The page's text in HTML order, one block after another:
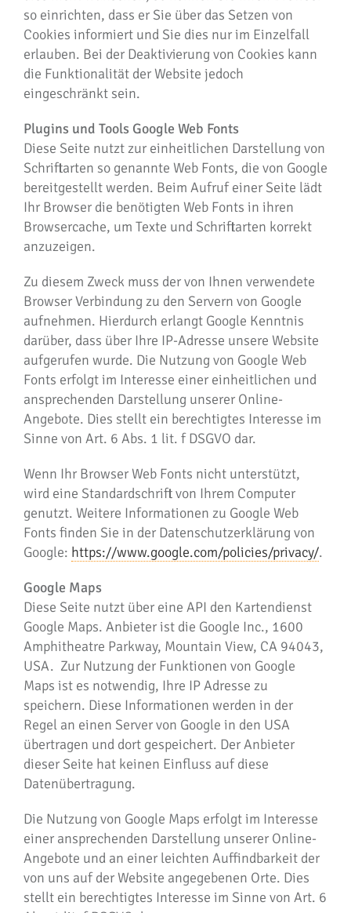
so einrichten, dass er Sie über das Setzen von
Cookies informiert und Sie dies nur im Einzelfall
erlauben. Bei der Deaktivierung von Cookies kann
die Funktionalität der Website jedoch
eingeschränkt sein.
Plugins und Tools Google Web Fonts
Diese Seite nutzt zur einheitlichen Darstellung von
Schriftarten so genannte Web Fonts, die von Google
bereitgestellt werden. Beim Aufruf einer Seite lädt
Ihr Browser die benötigten Web Fonts in ihren
Browsercache, um Texte und Schriftarten korrekt
anzuzeigen.
Zu diesem Zweck muss der von Ihnen verwendete
Browser Verbindung zu den Servern von Google
aufnehmen. Hierdurch erlangt Google Kenntnis
darüber, dass über Ihre IP-Adresse unsere Website
aufgerufen wurde. Die Nutzung von Google Web
Fonts erfolgt im Interesse einer einheitlichen und
ansprechenden Darstellung unserer Online-
Angebote. Dies stellt ein berechtigtes Interesse im
Sinne von Art. 6 Abs. 1 lit. f DSGVO dar.
Wenn Ihr Browser Web Fonts nicht unterstützt,
wird eine Standardschrift von Ihrem Computer
genutzt. Weitere Informationen zu Google Web
Fonts finden Sie in der Datenschutzerklärung von
Google: https://www.google.com/policies/privacy/.
Google Maps
Diese Seite nutzt über eine API den Kartendienst
Google Maps. Anbieter ist die Google Inc., 1600
Amphitheatre Parkway, Mountain View, CA 94043,
USA. Zur Nutzung der Funktionen von Google
Maps ist es notwendig, Ihre IP Adresse zu
speichern. Diese Informationen werden in der
Regel an einen Server von Google in den USA
übertragen und dort gespeichert. Der Anbieter
dieser Seite hat keinen Einfluss auf diese
Datenübertragung.
Die Nutzung von Google Maps erfolgt im Interesse
einer ansprechenden Darstellung unserer Online-
Angebote und an einer leichten Auffindbarkeit der
von uns auf der Website angegebenen Orte. Dies
stellt ein berechtigtes Interesse im Sinne von Art. 6